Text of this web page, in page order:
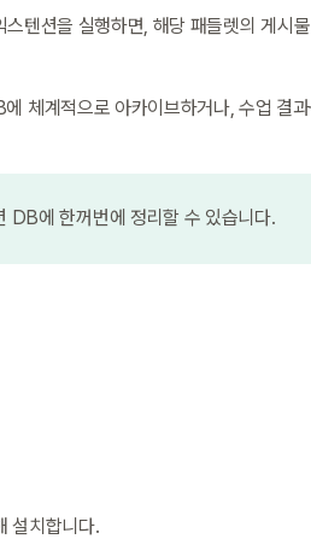
텐션을 실행하면, 해당 패들렛의 게시
체계적으로 아카이브하거나, 수업 결
DB에 한꺼번에 정리할 수 있습니다.
설치합니다.